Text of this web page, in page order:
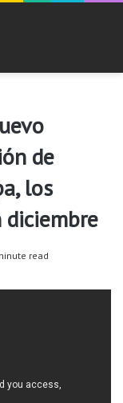
de
los
diciembre
read